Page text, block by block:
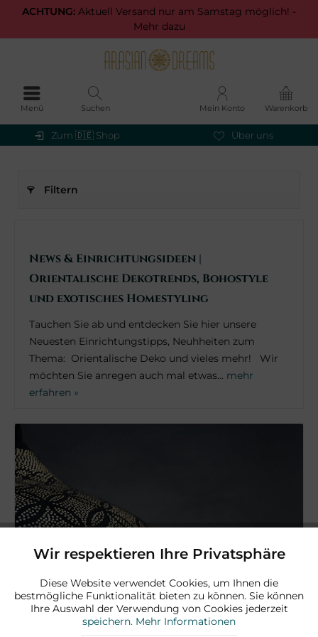
ACHTUNG: Aktuell Versand nur am Samstag möglich! -
Mehr dazu
Zum 🇩🇪 Shop Über uns
Menü Warenkorb
Mein Konto
Suchen
Filtern
News & Einrichtungsideen |
Orientalische Dekotrends, Bohostyle
und exotisches Homestyling
Tauchen Sie ab und entdecken Sie hier unsere
Neuesten Einrichtungstipps, Neuhheiten zum
Thema: Orientalische Deko und vieles mehr! Wir
möchten Sie anregen auch mal etwas... mehr
erfahren »
Funktionale Aktiv
Marketing Aktiv
Wir respektieren Ihre Privatsphäre
Diese Website verwendet Cookies, um Ihnen die
bestmögliche Funktionalität bieten zu können. Sie können
Ihre Auswahl der Verwendung von Cookies jederzeit
speichern. Mehr Informationen